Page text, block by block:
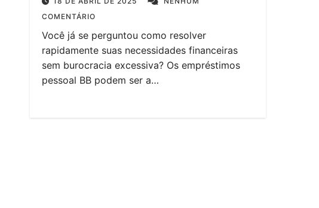
COMENTÁRIO
Você já se perguntou como resolver
rapidamente suas necessidades financeiras
sem burocracia excessiva? Os empréstimos
pessoal BB podem ser a…